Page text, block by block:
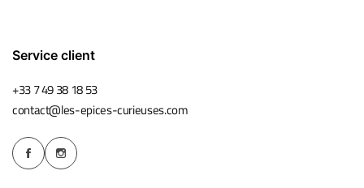
Service client
+33 7 49 38 18 53
contact@les-epices-curieuses.com